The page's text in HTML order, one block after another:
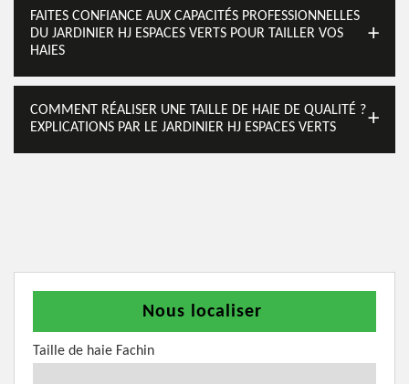
FAITES CONFIANCE AUX CAPACITÉS PROFESSIONNELLES
DU JARDINIER HJ ESPACES VERTS POUR TAILLER VOS
HAIES
COMMENT RÉALISER UNE TAILLE DE HAIE DE QUALITÉ ?
EXPLICATIONS PAR LE JARDINIER HJ ESPACES VERTS
Nous localiser
Taille de haie Fachin